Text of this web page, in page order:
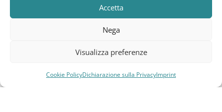
Accetta
Nega
Visualizza preferenze
Cookie PolicyDichiarazione sulla PrivacyImprint
CLIENTE
Lista dei desideri
CarrelloMenu